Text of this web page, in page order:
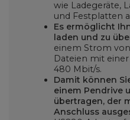
wie Ladegeräte,
und Festplatten
Es ermöglicht
laden und zu
einem Strom
Dateien mit
480 Mbit/s.
Damit können
einem Pendrive
übertragen, der
Anschluss